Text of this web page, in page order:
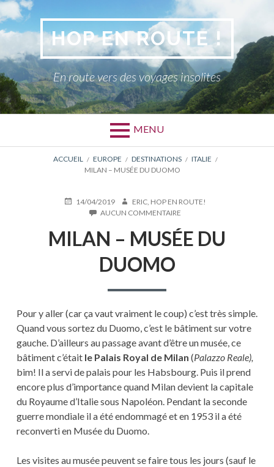
Aller
au
contenu
HOP EN ROUTE !
En route vers des voyages insolites
MENU
ACCUEIL EUROPE DESTINATIONS
ITALIE
MILAN – MUSÉE DU DUOMO
PUBLIÉ14/04/2019 AUTEUR
ERIC, HOP EN ROUTE!
AUCUN COMMENTAIRE
–
MUSÉE
MILAN – MUSÉE DU
DUOMO
Pour y aller (car ça vaut vraiment le coup) c’est très simple.
Quand vous sortez du Duomo, c’est le bâtiment sur votre
gauche. D’ailleurs au passage avant d’être un musée, ce
bâtiment c’était le Palais Royal de Milan (Palazzo Reale),
bim! Il a servi de palais pour les Habsbourg. Puis il prend
encore plus d’importance quand Milan devient la capitale
du Royaume d’Italie sous Napoléon. Pendant la seconde
guerre mondiale il a été endommagé et en 1953 il a été
reconverti en Musée du Duomo.
Les visites au musée peuvent se faire tous les jours (sauf le